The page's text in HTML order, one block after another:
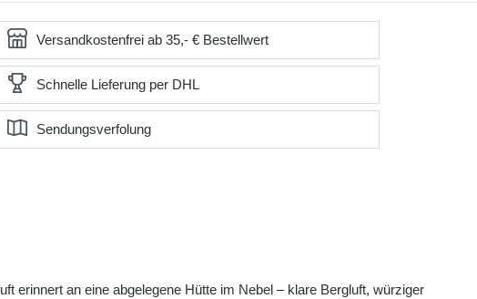
Versandkostenfrei ab 35,- € Bestellwert
Schnelle Lieferung per DHL
Sendungsverfolung
erinnert an eine abgelegene Hütte im Nebel – klare Bergluft, würziger